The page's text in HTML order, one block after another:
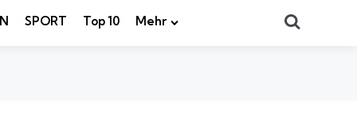
SPORT Top 10 Mehr